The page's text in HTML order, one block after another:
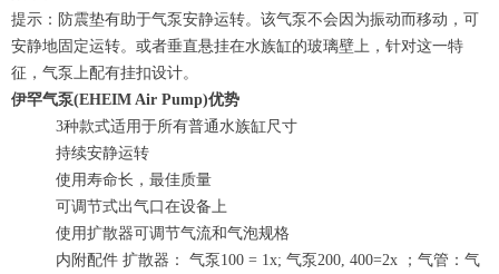
提示：防震垫有助于气泵安静运转。该气泵不会因为振动而移动，可
安静地固定运转。或者垂直悬挂在水族缸的玻璃壁上，针对这一特
征，气泵上配有挂扣设计。
伊罕气泵(EHEIM Air Pump)优势
3种款式适用于所有普通水族缸尺寸
持续安静运转
使用寿命长，最佳质量
可调节式出气口在设备上
使用扩散器可调节气流和气泡规格
内附配件 扩散器： 气泵100 = 1x; 气泵200, 400=2x ；气管：气